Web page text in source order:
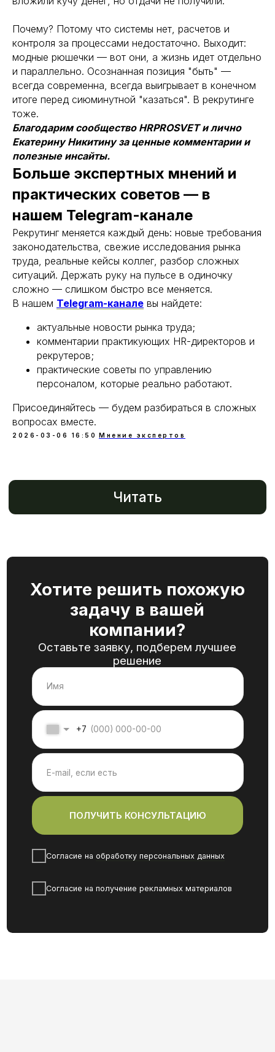
Почему? Потому что системы нет, расчетов и
контроля за процессами недостаточно. Выходит:
модные рюшечки — вот они, а жизнь идет отдельно
и параллельно. Осознанная позиция "быть" —
всегда современна, всегда выигрывает в конечном
итоге перед сиюминутной "казаться". В рекрутинге
тоже.
Благодарим сообщество HRPROSVET и лично
Екатерину Никитину за ценные комментарии и
полезные инсайты.
Больше экспертных мнений и
практических советов — в
нашем Telegram-канале
Рекрутинг меняется каждый день: новые требования
законодательства, свежие исследования рынка
труда, реальные кейсы коллег, разбор сложных
ситуаций. Держать руку на пульсе в одиночку
сложно — слишком быстро все меняется.
В нашем Telegram-канале вы найдете:
актуальные новости рынка труда;
комментарии практикующих HR-директоров и
рекрутеров;
практические советы по управлению
персоналом, которые реально работают.
Присоединяйтесь — будем разбираться в сложных
вопросах вместе.
2026-03-06 16:50 Мнение экспертов
решение
Согласие на обработку персональных данных
ПОЛУЧИТЬ КОНСУЛЬТАЦИЮ